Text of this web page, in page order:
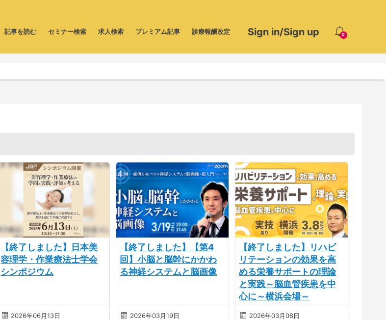
0
Sign in/Sign up
記事を読む セミナー検索 求人検索 プレミアム記事 診療報酬改定
【終了しました】日本美
容理学・作業療法士学会
シンポジウム
2026年06月13日
【終了しました】【第4
回】小脳と脳幹にかかわ
る神経システムと脳画像
2026年03月19日
【終了しました】リハビ
リテーションの効果を高
める栄養サポートの理論
と実践～脳血管疾患を中
心に～横浜会場～
2026年03月08日